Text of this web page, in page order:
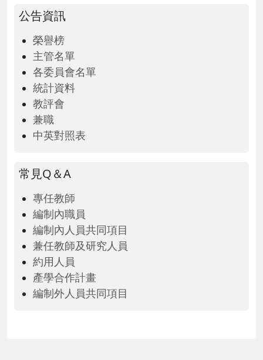
公告資訊
榮譽榜
主管名單
各委員會名單
統計資料
教評會
兼職
中英對照表
常見Q＆A
專任教師
編制內職員
編制內人員共同項目
兼任教師及研究人員
約用人員
產學合作計畫
編制外人員共同項目